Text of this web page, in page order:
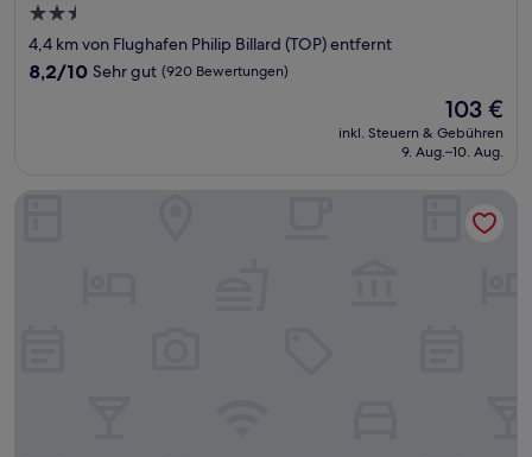
2.5-
Sterne-
Unterkunft
4,4 km von Flughafen Philip Billard (TOP) entfernt
8.2
Bewertungen)
8,2/10 Sehr gut (920 Bewertungen)
Der
Preis
beträgt
103 €
inkl. Steuern & Gebühren
9. Aug.–10. Aug.
AmericInn by Wyndham Topeka